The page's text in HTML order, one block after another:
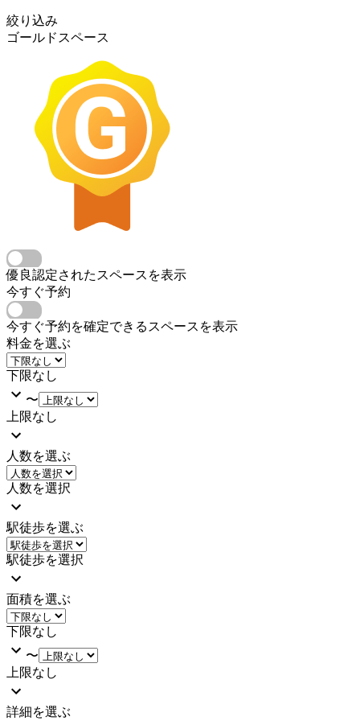
絞り込み
ゴールドスペース
優良認定されたスペースを表示
今すぐ予約
今すぐ予約を確定できるスペースを表示
料金を選ぶ
下限なし
〜
上限なし
人数を選ぶ
人数を選択
駅徒歩を選ぶ
駅徒歩を選択
面積を選ぶ
下限なし
〜
上限なし
詳細を選ぶ